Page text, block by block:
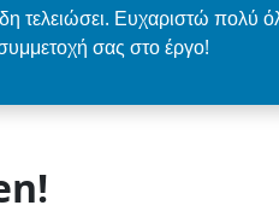
τελειώσει. Ευχαριστώ πολύ
σας στο έργο!